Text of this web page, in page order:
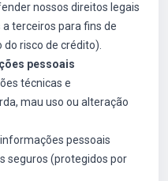
nossos direitos legais
terceiros para fins de
risco de crédito).
pessoais
técnicas e
mau uso ou alteração
pessoais
seguros (protegidos por